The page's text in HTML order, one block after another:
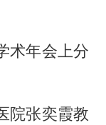
术年会上分
院张奕霞教